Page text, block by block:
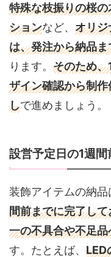
特殊な枝振りの桜
ションなど、 オリジ
は、発注から納品
ります。 そのため
ザイン確認から制
しで進めましょう。
設営予定日の1週
装飾アイテムの納
間前までに完了し
一の不具合や不足
す。たとえば、 LED